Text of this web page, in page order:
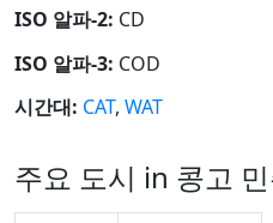
ISO 알파-2: CD
ISO 알파-3: COD
시간대: CAT, WAT
주요 도시 in 콩고